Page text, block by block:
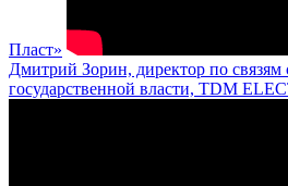
Пласт»
Дмитрий Зорин, директор по связям
государственной власти, TDM